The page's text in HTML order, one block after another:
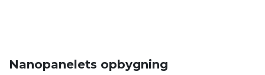
Nanopanelets opbygning